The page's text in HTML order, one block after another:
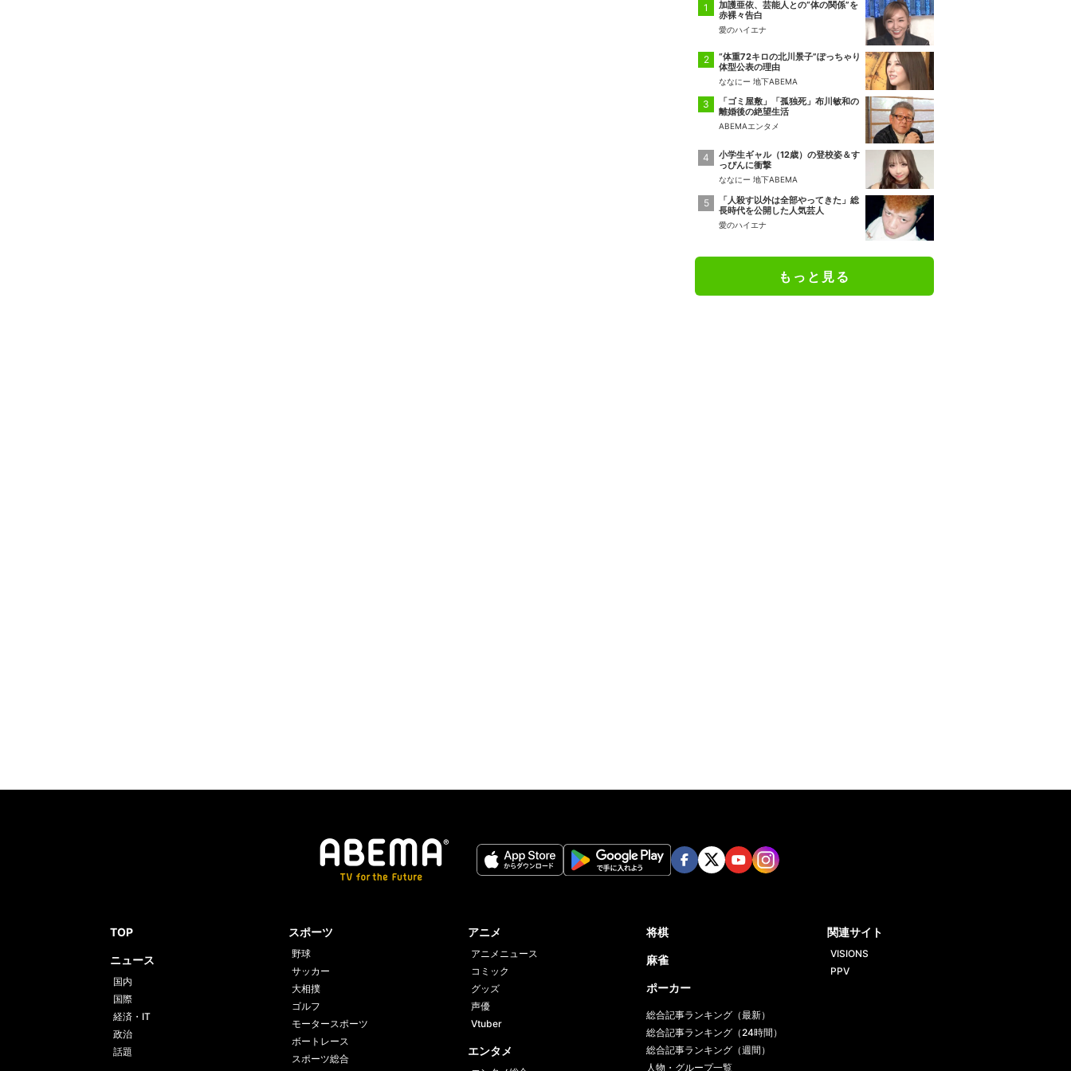
加護亜依、芸能人との“体の関係”を
赤裸々告白
愛のハイエナ
“体重72キロの北川景子”ぽっちゃり
体型公表の理由
ななにー 地下ABEMA
「ゴミ屋敷」「孤独死」布川敏和の
離婚後の絶望生活
ABEMAエンタメ
小学生ギャル（12歳）の登校姿＆す
っぴんに衝撃
ななにー 地下ABEMA
「人殺す以外は全部やってきた」総
長時代を公開した人気芸人
愛のハイエナ
もっと見る
TOP
ニュース
国内
国際
経済・IT
政治
話題
スポーツ
野球
サッカー
大相撲
ゴルフ
モータースポーツ
ボートレース
スポーツ総合
アニメ
アニメニュース
コミック
グッズ
声優
Vtuber
エンタメ
将棋
麻雀
ポーカー
総合記事ランキング（最新）
総合記事ランキング（24時間）
総合記事ランキング（週間）
人物・グループ一覧
関連サイト
VISIONS
PPV